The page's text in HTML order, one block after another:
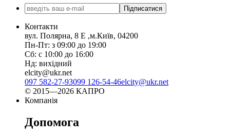
Підписатися
Контакти
вул. Полярна, 8 Е ,м.Київ, 04200
Пн-Пт: з 09:00 до 19:00
Сб: с 10:00 до 16:00
Нд: вихідний
elcity@ukr.net
097 582-27-93099 126-54-46elcity@ukr.net
© 2015—2026 КАПРО
Компанія
Допомога